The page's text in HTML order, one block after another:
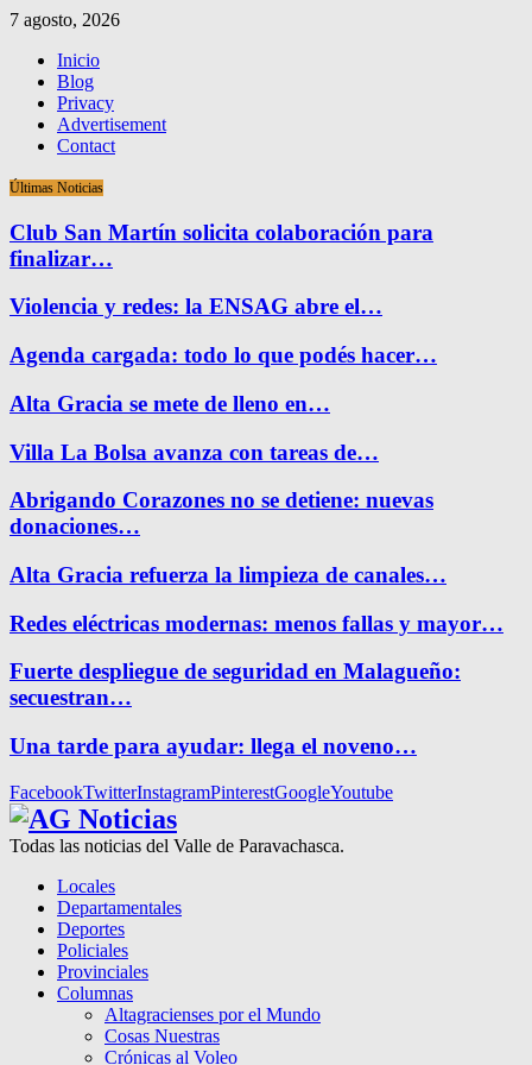
7 agosto, 2026
Inicio
Blog
Privacy
Advertisement
Contact
Últimas Noticias
Club San Martín solicita colaboración para
finalizar…
Violencia y redes: la ENSAG abre el…
Agenda cargada: todo lo que podés hacer…
Alta Gracia se mete de lleno en…
Villa La Bolsa avanza con tareas de…
Abrigando Corazones no se detiene: nuevas
donaciones…
Alta Gracia refuerza la limpieza de canales…
Redes eléctricas modernas: menos fallas y mayor…
Fuerte despliegue de seguridad en Malagueño:
secuestran…
Una tarde para ayudar: llega el noveno…
FacebookTwitterInstagramPinterestGoogleYoutube
Todas las noticias del Valle de Paravachasca.
Locales
Departamentales
Deportes
Policiales
Provinciales
Columnas
Altagracienses por el Mundo
Cosas Nuestras
Crónicas al Voleo